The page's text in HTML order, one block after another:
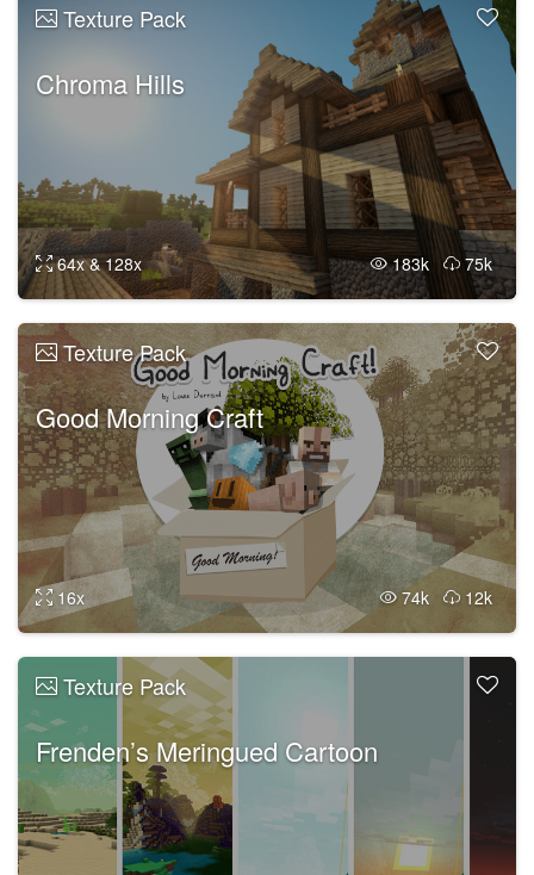
Texture Pack
Chroma Hills
64x & 128x 183k 75k
Texture Pack
Good Morning Craft
16x 74k 12k
Texture Pack
Frenden’s Meringued Cartoon